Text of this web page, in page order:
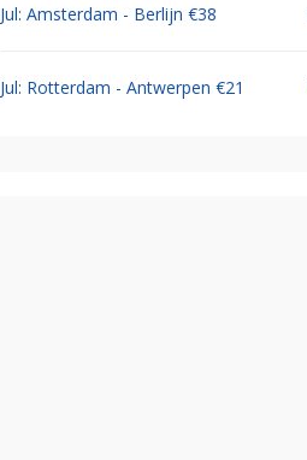
Jul: Amsterdam - Berlijn €38
Jul: Rotterdam - Antwerpen €21